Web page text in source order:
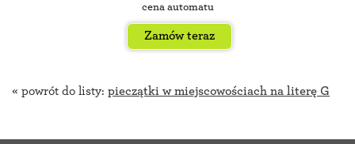
cena automatu
Zamów teraz
« powrót do listy: pieczątki w miejscowościach na literę G